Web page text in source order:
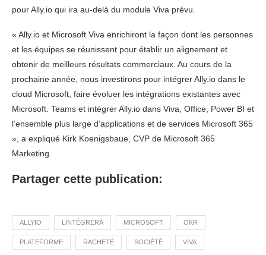
pour Ally.io qui ira au-delà du module Viva prévu.
« Ally.io et Microsoft Viva enrichiront la façon dont les personnes
et les équipes se réunissent pour établir un alignement et
obtenir de meilleurs résultats commerciaux. Au cours de la
prochaine année, nous investirons pour intégrer Ally.io dans le
cloud Microsoft, faire évoluer les intégrations existantes avec
Microsoft. Teams et intégrer Ally.io dans Viva, Office, Power BI et
l’ensemble plus large d’applications et de services Microsoft 365
», a expliqué Kirk Koenigsbaue, CVP de Microsoft 365
Marketing.
Partager cette publication:
ALLYIO LINTÉGRERA MICROSOFT OKR
PLATEFORME RACHETÉ SOCIÉTÉ VIVA